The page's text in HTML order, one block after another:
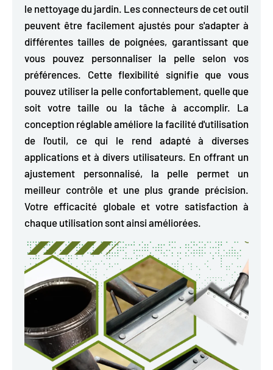
le nettoyage du jardin. Les connecteurs de cet outil
peuvent être facilement ajustés pour s'adapter à
différentes tailles de poignées, garantissant que
vous pouvez personnaliser la pelle selon vos
préférences. Cette flexibilité signifie que vous
pouvez utiliser la pelle confortablement, quelle que
soit votre taille ou la tâche à accomplir. La
conception réglable améliore la facilité d'utilisation
de l'outil, ce qui le rend adapté à diverses
applications et à divers utilisateurs. En offrant un
ajustement personnalisé, la pelle permet un
meilleur contrôle et une plus grande précision.
Votre efficacité globale et votre satisfaction à
chaque utilisation sont ainsi améliorées.